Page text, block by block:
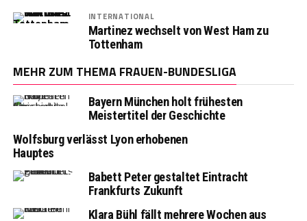
INTERNATIONAL
Martinez wechselt von West Ham zu
Tottenham
MEHR ZUM THEMA FRAUEN-BUNDESLIGA
Bayern München holt frühesten
Meistertitel der Geschichte
Wolfsburg verlässt Lyon erhobenen
Hauptes
Babett Peter gestaltet Eintracht
Frankfurts Zukunft
Klara Bühl fällt mehrere Wochen aus